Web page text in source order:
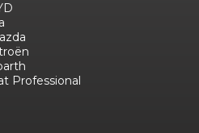
Professional